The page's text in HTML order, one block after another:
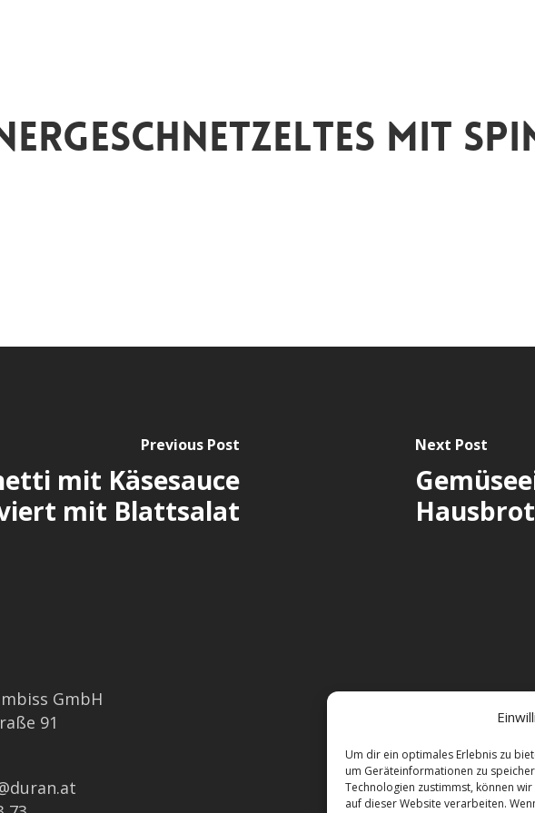
Um dir ein optimales Erlebnis zu
um Geräteinformationen zu
Technologien zustimmst, können
auf dieser Website verarbeiten.
mit
Previous Post
mit Käsesauce
mit Blattsalat
Next Post
Hausbrot
GmbH
91
Barrierefreiheit|